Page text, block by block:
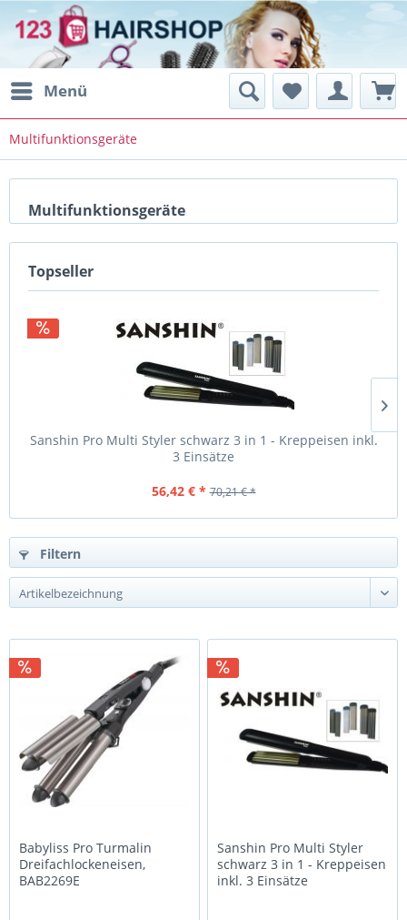
Menü
Multifunktionsgeräte
Multifunktionsgeräte
Topseller
Sanshin Pro Multi Styler schwarz 3 in 1 - Kreppeisen inkl.
3 Einsätze
56,42 € * 70,21 € *
Filtern
Babyliss Pro Turmalin
Dreifachlockeneisen,
BAB2269E
Sanshin Pro Multi Styler
schwarz 3 in 1 - Kreppeisen
inkl. 3 Einsätze